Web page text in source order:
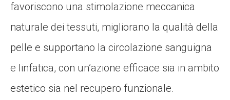
favoriscono una stimolazione meccanica
naturale dei tessuti, migliorano la qualità della
pelle e supportano la circolazione sanguigna
e linfatica, con un’azione efficace sia in ambito
estetico sia nel recupero funzionale.